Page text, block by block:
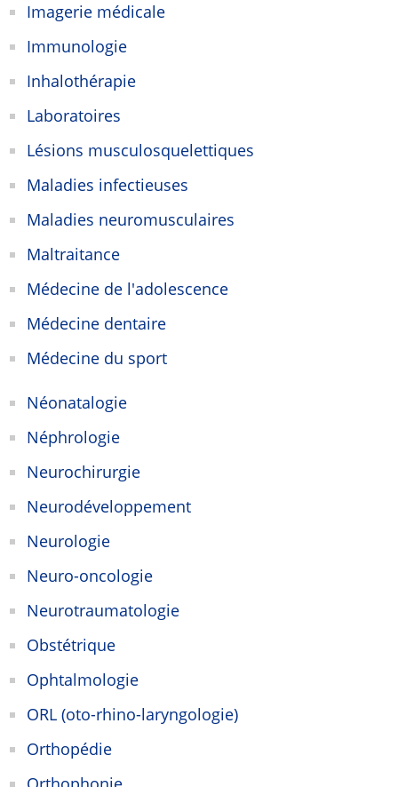
Imagerie médicale
Immunologie
Inhalothérapie
Laboratoires
Lésions musculosquelettiques
Maladies infectieuses
Maladies neuromusculaires
Maltraitance
Médecine de l'adolescence
Médecine dentaire
Médecine du sport
Néonatalogie
Néphrologie
Neurochirurgie
Neurodéveloppement
Neurologie
Neuro-oncologie
Neurotraumatologie
Obstétrique
Ophtalmologie
ORL (oto-rhino-laryngologie)
Orthopédie